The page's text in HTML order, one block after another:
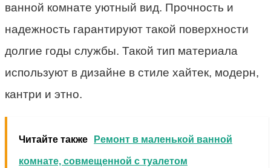
ванной комнате уютный вид. Прочность и
надежность гарантируют такой поверхности
долгие годы службы. Такой тип материала
используют в дизайне в стиле хайтек, модерн,
кантри и этно.
Читайте также Ремонт в маленькой ванной
комнате, совмещенной с туалетом